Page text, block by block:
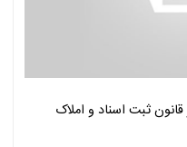
قانون ثبت اسناد و املاک